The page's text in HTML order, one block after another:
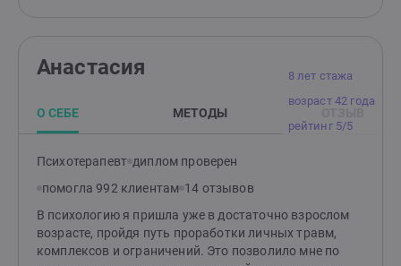
8 лет стажа
возраст 42 года
рейтинг 5/5
Анастасия
О СЕБЕ МЕТОДЫ
Психотерапевт диплом проверен
помогла 992 клиентам 14 отзывов
В психологию я пришла уже в достаточно взрослом
возрасте, пройдя путь проработки личных травм,
комплексов и ограничений. Это позволило мне по